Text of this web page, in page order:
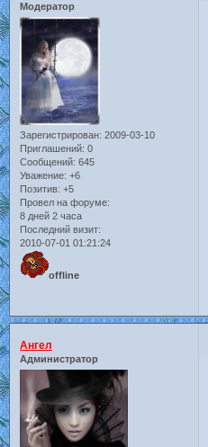
Модератор
Зарегистрирован: 2009-03-10
Приглашений: 0
Сообщений: 645
Уважение: +6
Позитив: +5
Провел на форуме:
8 дней 2 часа
Последний визит:
2010-07-01 01:21:24
offline
Ангел
Администратор